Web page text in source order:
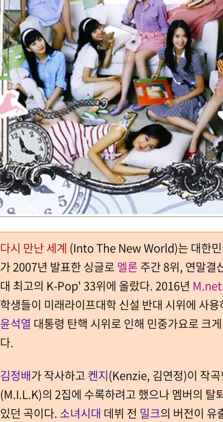
다시 만난 세계 (Into The New World)는 대한
가 2007년 발표한 싱글로멜론 주간 8위, 연말결
대 최고의 K-Pop' 33위에 올랐다. 2016년 M.net
학생들이 미래라이프대학 신설 반대 시위에 사
윤석열 대통령 탄핵 시위로 인해 민중가요로 크
다.
김정배가 작사하고 켄지(Kenzie, 김연정)이 작
(M.I.L.K)의 2집에 수록하려고 했으나 멤버의 탈
있던 곡이다. 소녀시대 데뷔 전 밀크의 버전이 유